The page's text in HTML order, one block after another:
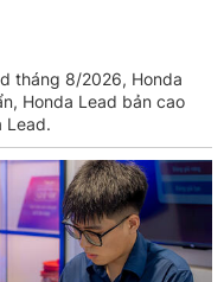
tháng 8/2026, Honda
Honda Lead bản cao
Lead.